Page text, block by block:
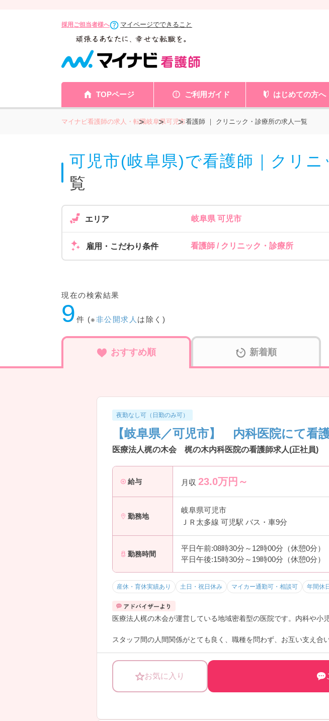
採用ご担当者様へ マイページでできること
TOPページ ご利用ガイド はじめての方へ
マイナビ看護師の求人・転職岐阜県可児市看護師 ｜ クリニック・診療所の求人一覧
可児市(岐阜県)で看護師｜クリニ
覧
エリア 岐阜県 可児市
雇用・こだわり条件 看護師 / クリニック・診療所
現在の検索結果
9 件 (※非公開求人 は除く)
おすすめ順 新着順
夜勤なし可（日勤のみ可）
【岐阜県／可児市】 内科医院にて看
医療法人梶の木会 梶の木内科医院の看護師求人(正社員)
給与 月収 23.0万円～
勤務地
岐阜県可児市
ＪＲ太多線 可児駅 バス・車9分
勤務時間
平日午前:08時30分～12時00分（休憩0分）
平日午後:15時30分～19時00分（休憩0分）
産休・育休実績あり 土日・祝日休み マイカー通勤可・相談可 年間休
医療法人梶の木会が運営している地域密着型の医院です。内科や小
スタッフ間の人間関係がとても良く、職種を問わず、お互い支え合
賞与や定期昇給のほか、能力に応じた特別昇給も随時あり。ご自
ライベートを充実させたい方におすすめです。
ご興味をお持ちの方は、お気軽にお問い合わせください。
お気に入り